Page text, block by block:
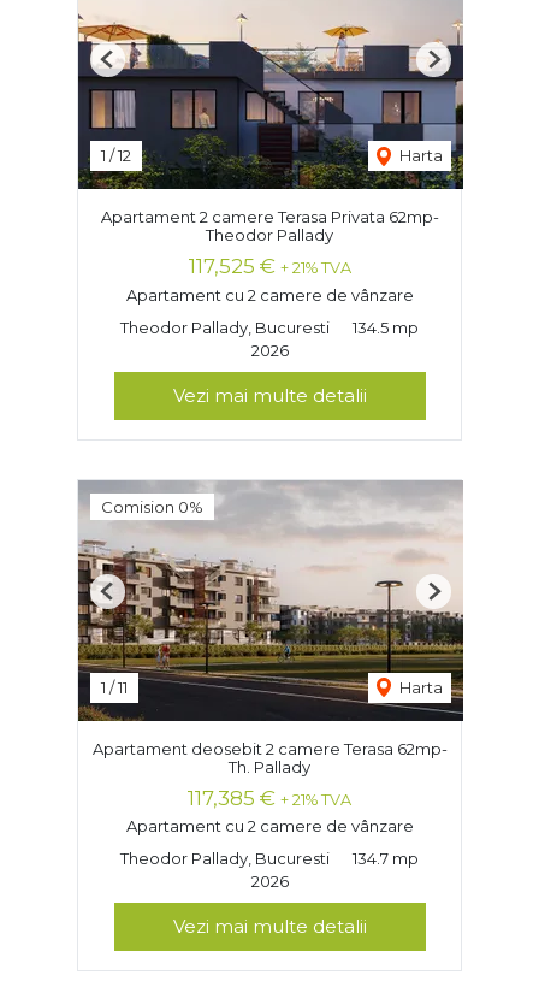
1 /12 Harta
Previous Next
Apartament 2 camere Terasa Privata 62mp-
Theodor Pallady
117,525 € + 21% TVA
Apartament cu 2 camere de vânzare
Theodor Pallady, Bucuresti
134.5 mp
2026
Vezi mai multe detalii
Comision 0%
1 /11 Harta
Previous Next
Apartament deosebit 2 camere Terasa 62mp-
Th. Pallady
117,385 € + 21% TVA
Apartament cu 2 camere de vânzare
Theodor Pallady, Bucuresti
134.7 mp
2026
Vezi mai multe detalii